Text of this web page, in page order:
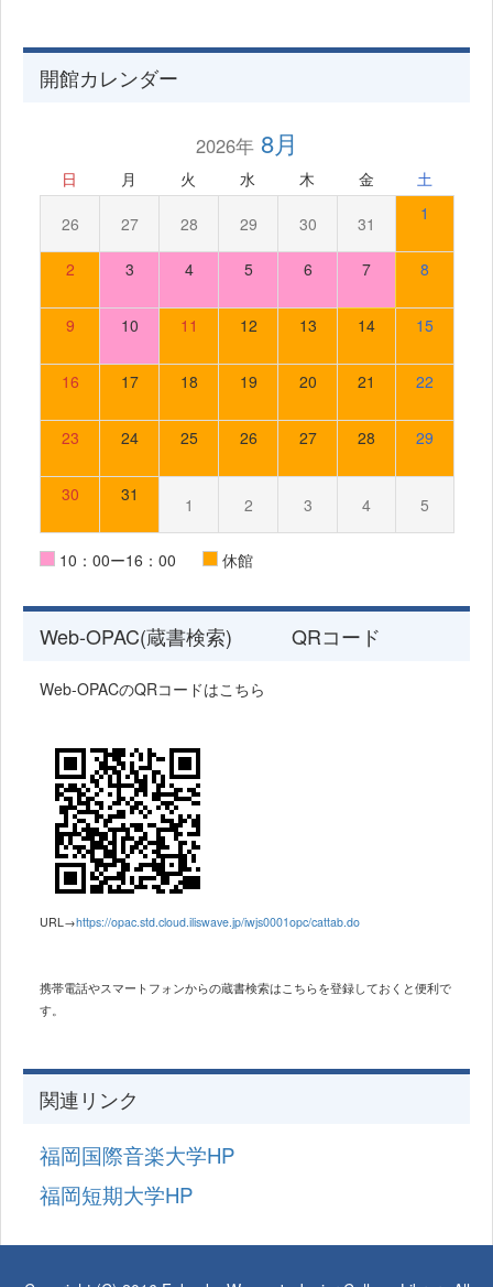
開館カレンダー
2026年8月
日 月 火 水 木 金 土
26 27 28 29 30 31 1
2 3 4 5 6 7 8
9 10 11 12 13 14 15
16 17 18 19 20 21 22
23 24 25 26 27 28 29
30 31 1 2 3 4 5
10：00ー16：00 休館
Web-OPAC(蔵書検索) QRコード
Web-OPACのQRコードはこちら
URL→https://opac.std.cloud.iliswave.jp/iwjs0001opc/cattab.do
携帯電話やスマートフォンからの蔵書検索はこちらを登録しておくと便利で
す。
関連リンク
福岡国際音楽大学HP
福岡短期大学HP